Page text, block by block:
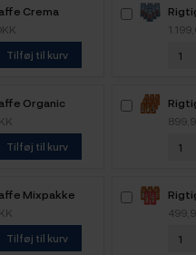
Crema
Hele
Tilføj til kurv
6kg
Organic
4 Varianter
Tilføj til kurv
Mixpakke
kaffebønner
Tilføj til kurv